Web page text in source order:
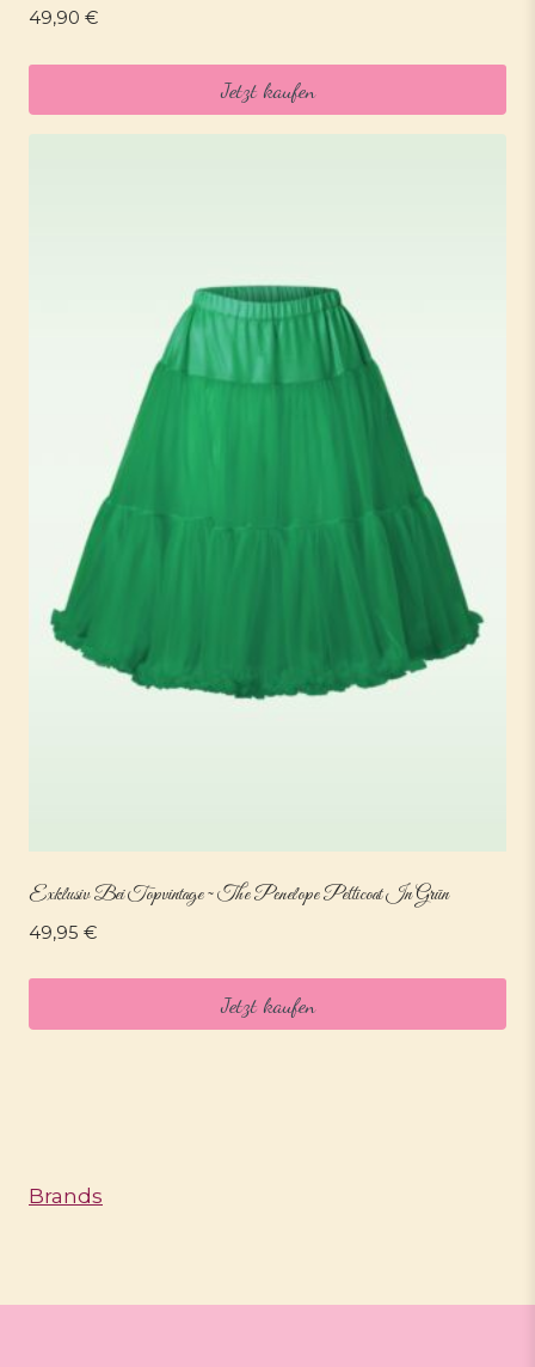
49,90 €
Jetzt kaufen
Exklusiv Bei Topvintage ~ The Penelope Petticoat In Grün
49,95 €
Jetzt kaufen
Brands